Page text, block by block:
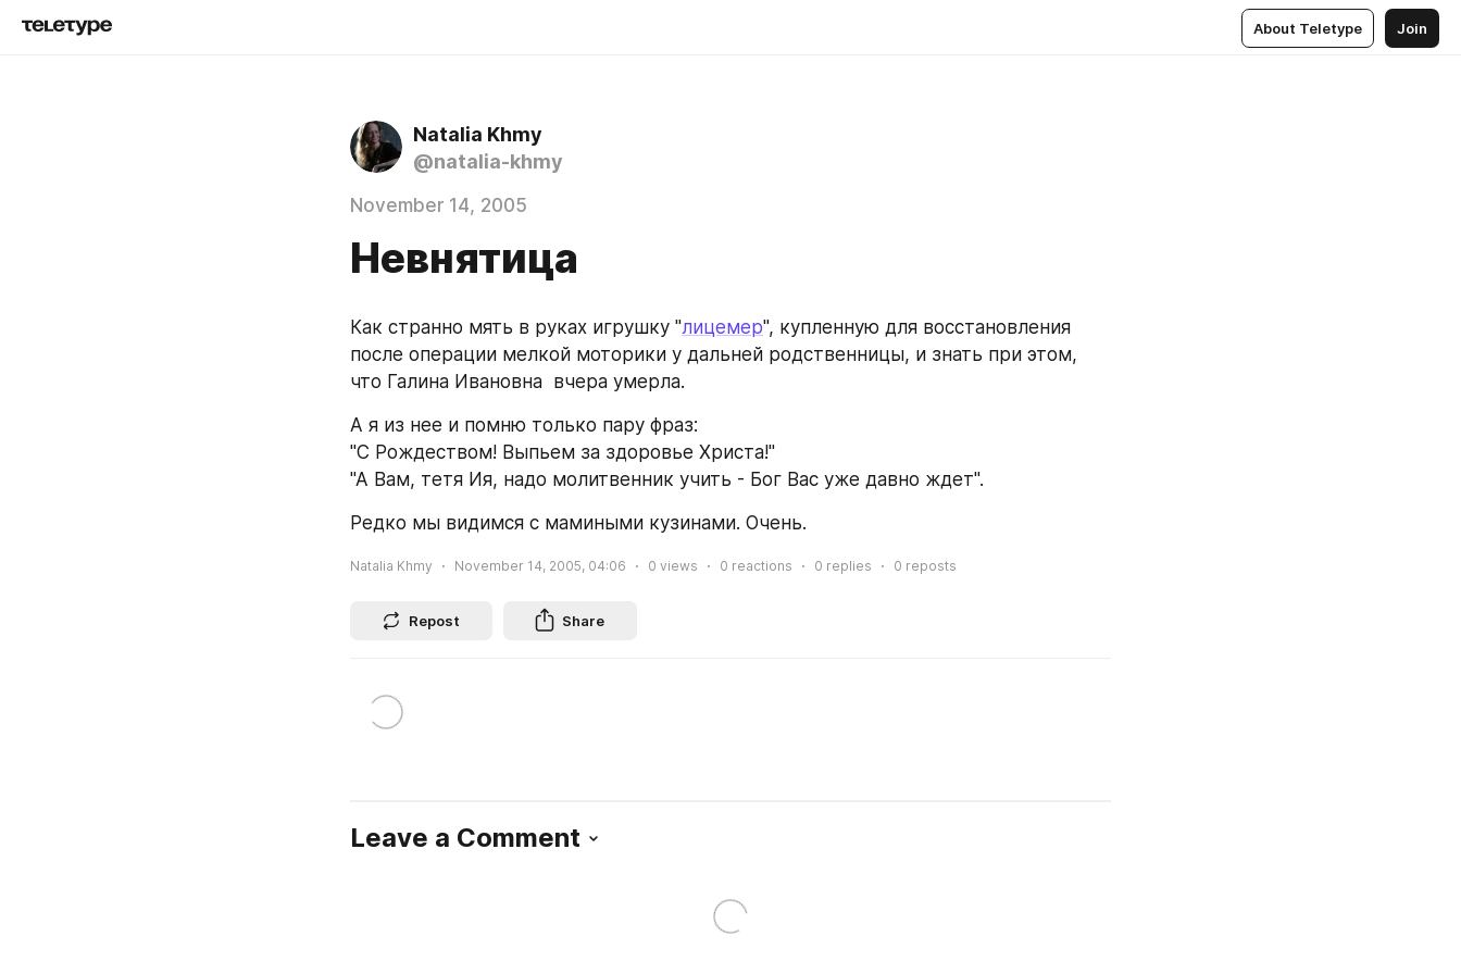
About Teletype Join
Natalia Khmy
@natalia-khmy
November 14, 2005
Невнятица
Как странно мять в руках игрушку "лицемер", купленную для восстановления
после операции мелкой моторики у дальней родственницы, и знать при этом,
что Галина Ивановна  вчера умерла.
А я из нее и помню только пару фраз:
"С Рождеством! Выпьем за здоровье Христа!"
"А Вам, тетя Ия, надо молитвенник учить - Бог Вас уже давно ждет".
Редко мы видимся с мамиными кузинами. Очень.
Natalia Khmy November 14, 2005, 04:06 0 views 0 reactions 0 replies 0 reposts
Repost Share
Leave a Comment